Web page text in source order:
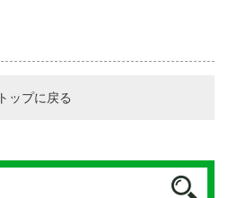
トップに戻る